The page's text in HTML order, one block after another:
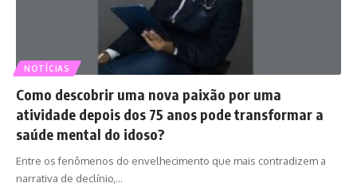
NOTÍCIAS
Como descobrir uma nova paixão por uma
atividade depois dos 75 anos pode transformar a
saúde mental do idoso?
Entre os fenômenos do envelhecimento que mais contradizem a
narrativa de declínio,…